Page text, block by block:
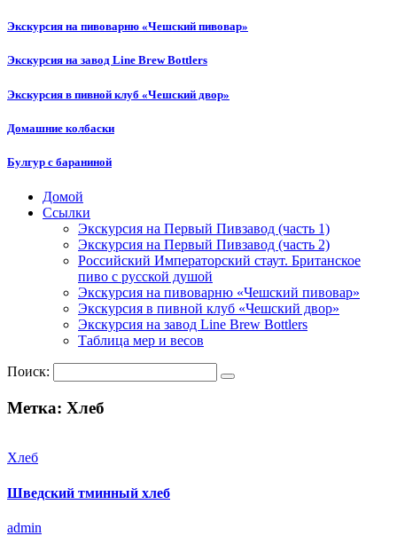
Экскурсия на пивоварню «Чешский пивовар»
Экскурсия на завод Line Brew Bottlers
Экскурсия в пивной клуб «Чешский двор»
Домашние колбаски
Булгур с бараниной
semenych.info
Домой
Ссылки
Экскурсия на Первый Пивзавод (часть 1)
Экскурсия на Первый Пивзавод (часть 2)
Российский Императорский стаут. Британское
пиво с русской душой
Экскурсия на пивоварню «Чешский пивовар»
Экскурсия в пивной клуб «Чешский двор»
Экскурсия на завод Line Brew Bottlers
Таблица мер и весов
Поиск:
Метка: Хлеб
Хлеб
Шведский тминный хлеб
admin